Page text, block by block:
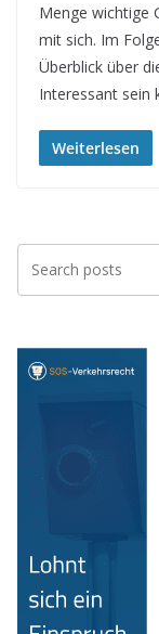
Menge wichtige
mit sich. Im
Überblick über
Interessant sein
Weiterlesen